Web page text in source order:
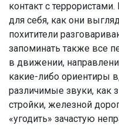
контакт с
для себя, как они
похитители
запоминать также все
в движении,
какие-либо ориентиры
различимые звуки, как
стройки, железной
«угодить» зачастую